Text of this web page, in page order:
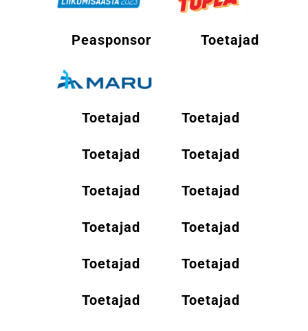
Peasponsor Toetajad
Toetajad Toetajad
Toetajad Toetajad
Toetajad Toetajad
Toetajad Toetajad
Toetajad Toetajad
Toetajad Toetajad